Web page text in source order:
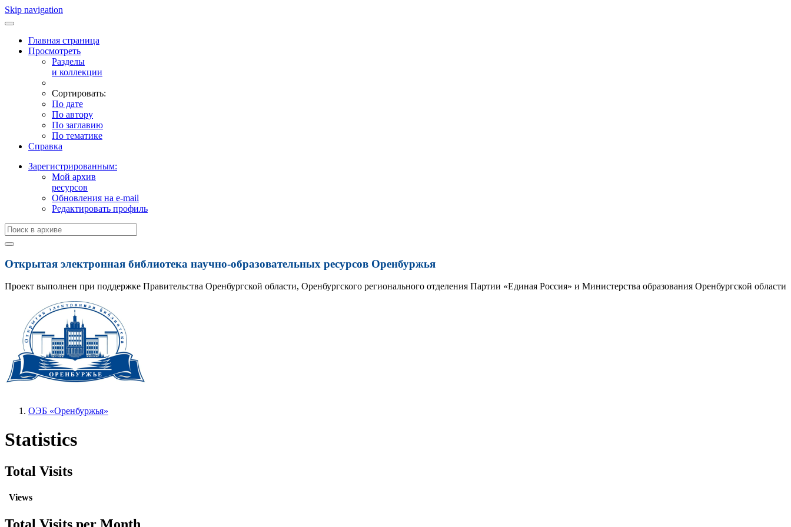
Skip navigation
Главная страница
Просмотреть
Разделы
и коллекции
Сортировать:
По дате
По автору
По заглавию
По тематике
Справка
Зарегистрированным:
Мой архив
ресурсов
Обновления на e-mail
Редактировать профиль
Открытая электронная библиотека научно-образовательных ресурсов Оренбуржья
Проект выполнен при поддержке Правительства Оренбургской области, Оренбургского регионального отделения Партии «Единая Россия» и Министерства образования Оренбургской области
ОЭБ «Оренбуржья»
Statistics
Total Visits
Views